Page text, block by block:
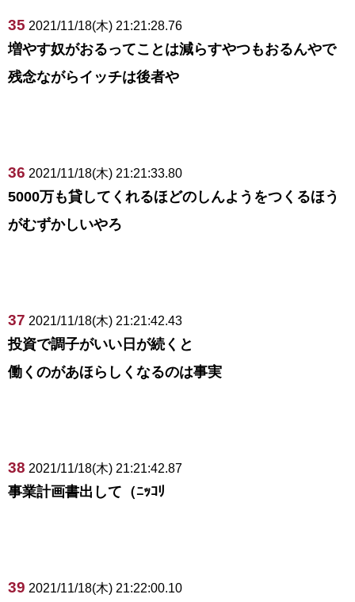
35 2021/11/18(木) 21:21:28.76
増やす奴がおるってことは減らすやつもおるんやで
残念ながらイッチは後者や
36 2021/11/18(木) 21:21:33.80
5000万も貸してくれるほどのしんようをつくるほう
がむずかしいやろ
37 2021/11/18(木) 21:21:42.43
投資で調子がいい日が続くと
働くのがあほらしくなるのは事実
38 2021/11/18(木) 21:21:42.87
事業計画書出して（ﾆｯｺﾘ
39 2021/11/18(木) 21:22:00.10